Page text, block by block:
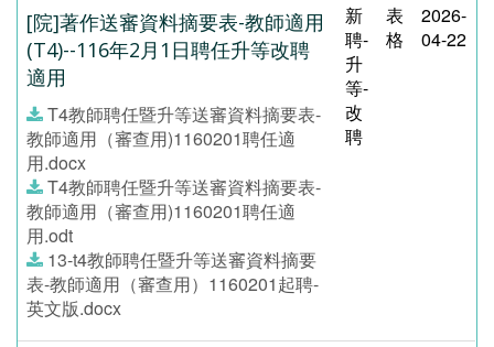
[院]著作送審資料摘要表-教師適用
(T4)--116年2月1日聘任升等改聘
適用
T4教師聘任暨升等送審資料摘要表-
教師適用（審查用)1160201聘任適
用.docx
T4教師聘任暨升等送審資料摘要表-
教師適用（審查用)1160201聘任適
用.odt
13-t4教師聘任暨升等送審資料摘要
表-教師適用（審查用）1160201起聘-
英文版.docx
新
聘-
升
等-
改
聘
表
格
2026-
04-22